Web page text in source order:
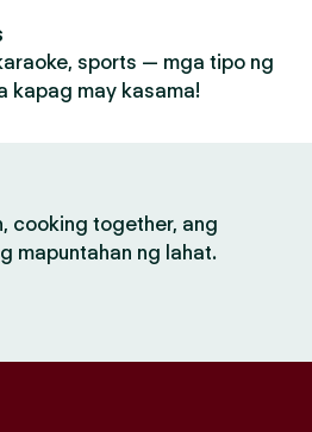
sports — mga tipo ng
kapag may kasama!
cooking together, ang
mapuntahan ng lahat.